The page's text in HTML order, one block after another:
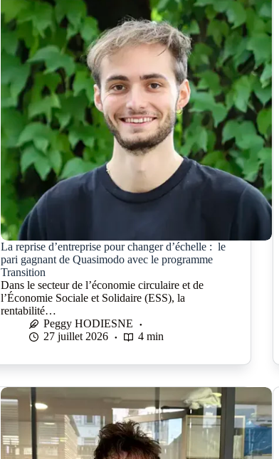
La reprise d’entreprise pour changer d’échelle : le
pari gagnant de Quasimodo avec le programme
Transition
Dans le secteur de l’économie circulaire et de
l’Économie Sociale et Solidaire (ESS), la
rentabilité…
Peggy HODIESNE
27 juillet 2026
4 min